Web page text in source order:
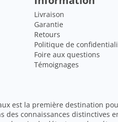
Livraison
Garantie
Retours
Politique de
Foire aux questions
Témoignages
est la première destination
des connaissances distinctives